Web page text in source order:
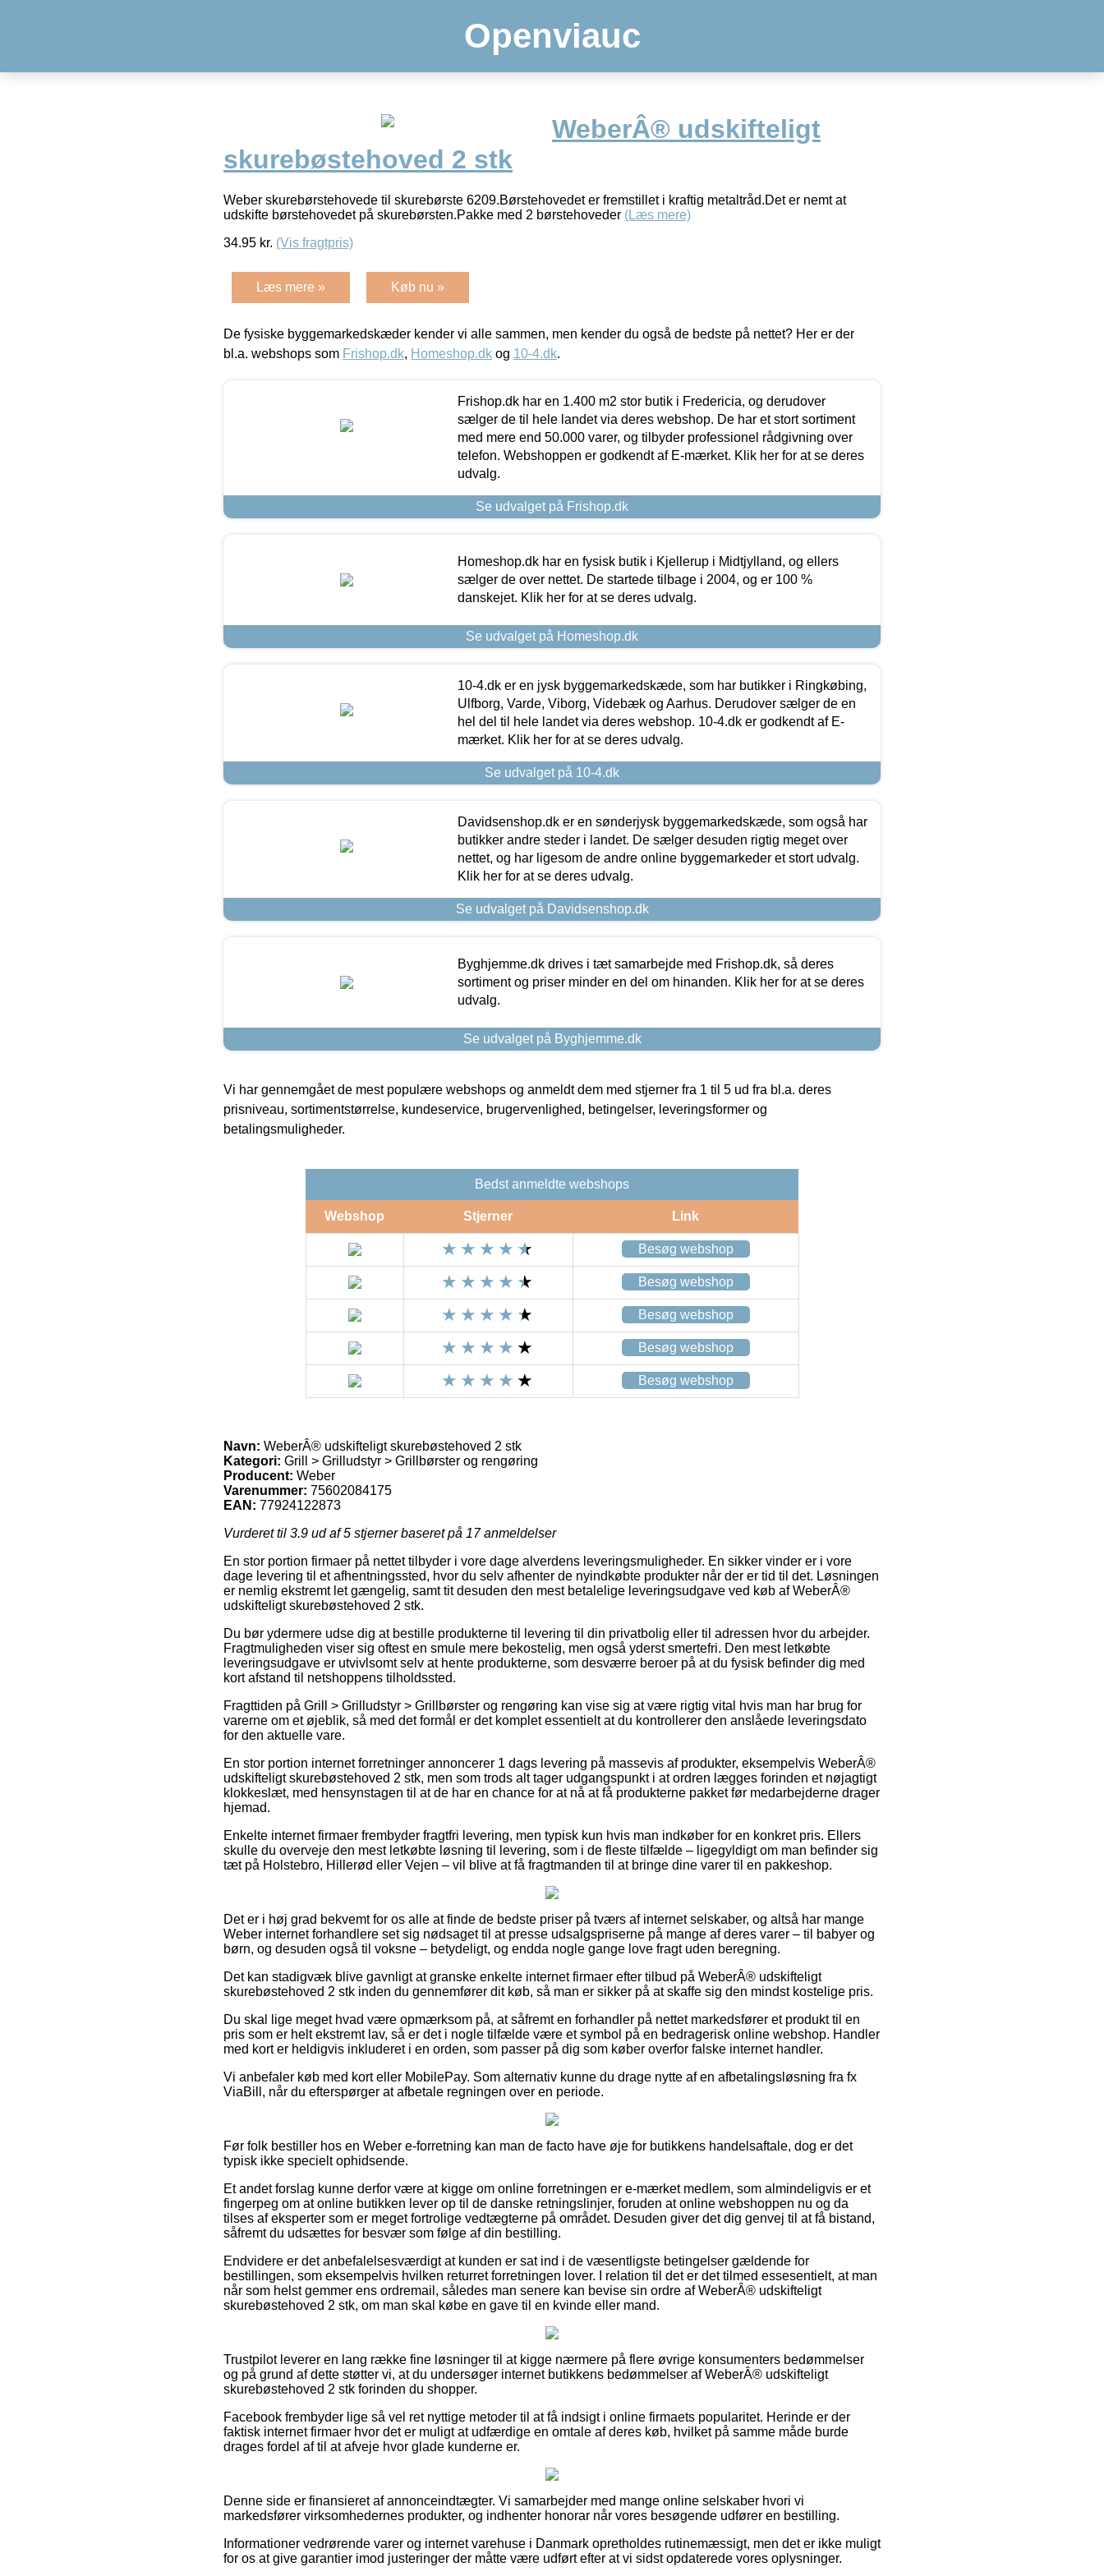
Openviauc
WeberÂ® udskifteligt
skurebøstehoved 2 stk
Weber skurebørstehovede til skurebørste 6209.Børstehovedet er fremstillet i kraftig metaltråd.Det er nemt at
udskifte børstehovedet på skurebørsten.Pakke med 2 børstehoveder (Læs mere)
34.95 kr. (Vis fragtpris)
Læs mere » Køb nu »
De fysiske byggemarkedskæder kender vi alle sammen, men kender du også de bedste på nettet? Her er der
bl.a. webshops som Frishop.dk, Homeshop.dk og 10-4.dk.
Frishop.dk har en 1.400 m2 stor butik i Fredericia, og derudover
sælger de til hele landet via deres webshop. De har et stort sortiment
med mere end 50.000 varer, og tilbyder professionel rådgivning over
telefon. Webshoppen er godkendt af E-mærket. Klik her for at se deres
udvalg.
Se udvalget på Frishop.dk
Homeshop.dk har en fysisk butik i Kjellerup i Midtjylland, og ellers
sælger de over nettet. De startede tilbage i 2004, og er 100 %
danskejet. Klik her for at se deres udvalg.
Se udvalget på Homeshop.dk
10-4.dk er en jysk byggemarkedskæde, som har butikker i Ringkøbing,
Ulfborg, Varde, Viborg, Videbæk og Aarhus. Derudover sælger de en
hel del til hele landet via deres webshop. 10-4.dk er godkendt af E-
mærket. Klik her for at se deres udvalg.
Se udvalget på 10-4.dk
Davidsenshop.dk er en sønderjysk byggemarkedskæde, som også har
butikker andre steder i landet. De sælger desuden rigtig meget over
nettet, og har ligesom de andre online byggemarkeder et stort udvalg.
Klik her for at se deres udvalg.
Se udvalget på Davidsenshop.dk
Byghjemme.dk drives i tæt samarbejde med Frishop.dk, så deres
sortiment og priser minder en del om hinanden. Klik her for at se deres
udvalg.
Se udvalget på Byghjemme.dk
Vi har gennemgået de mest populære webshops og anmeldt dem med stjerner fra 1 til 5 ud fra bl.a. deres
prisniveau, sortimentstørrelse, kundeservice, brugervenlighed, betingelser, leveringsformer og
betalingsmuligheder.
Bedst anmeldte webshops
Webshop Stjerner Link
Besøg webshop
Besøg webshop
Besøg webshop
Besøg webshop
Besøg webshop
Navn: WeberÂ® udskifteligt skurebøstehoved 2 stk
Kategori: Grill > Grilludstyr > Grillbørster og rengøring
Producent: Weber
Varenummer: 75602084175
EAN: 77924122873
Vurderet til 3.9 ud af 5 stjerner baseret på 17anmeldelser
En stor portion firmaer på nettet tilbyder i vore dage alverdens leveringsmuligheder. En sikker vinder er i vore
dage levering til et afhentningssted, hvor du selv afhenter de nyindkøbte produkter når der er tid til det. Løsningen
er nemlig ekstremt let gængelig, samt tit desuden den mest betalelige leveringsudgave ved køb af WeberÂ®
udskifteligt skurebøstehoved 2 stk.
Du bør ydermere udse dig at bestille produkterne til levering til din privatbolig eller til adressen hvor du arbejder.
Fragtmuligheden viser sig oftest en smule mere bekostelig, men også yderst smertefri. Den mest letkøbte
leveringsudgave er utvivlsomt selv at hente produkterne, som desværre beroer på at du fysisk befinder dig med
kort afstand til netshoppens tilholdssted.
Fragttiden på Grill > Grilludstyr > Grillbørster og rengøring kan vise sig at være rigtig vital hvis man har brug for
varerne om et øjeblik, så med det formål er det komplet essentielt at du kontrollerer den anslåede leveringsdato
for den aktuelle vare.
En stor portion internet forretninger annoncerer 1 dags levering på massevis af produkter, eksempelvis WeberÂ®
udskifteligt skurebøstehoved 2 stk, men som trods alt tager udgangspunkt i at ordren lægges forinden et nøjagtigt
klokkeslæt, med hensynstagen til at de har en chance for at nå at få produkterne pakket før medarbejderne drager
hjemad.
Enkelte internet firmaer frembyder fragtfri levering, men typisk kun hvis man indkøber for en konkret pris. Ellers
skulle du overveje den mest letkøbte løsning til levering, som i de fleste tilfælde – ligegyldigt om man befinder sig
tæt på Holstebro, Hillerød eller Vejen – vil blive at få fragtmanden til at bringe dine varer til en pakkeshop.
Det er i høj grad bekvemt for os alle at finde de bedste priser på tværs af internet selskaber, og altså har mange
Weber internet forhandlere set sig nødsaget til at presse udsalgspriserne på mange af deres varer – til babyer og
børn, og desuden også til voksne – betydeligt, og endda nogle gange love fragt uden beregning.
Det kan stadigvæk blive gavnligt at granske enkelte internet firmaer efter tilbud på WeberÂ® udskifteligt
skurebøstehoved 2 stk inden du gennemfører dit køb, så man er sikker på at skaffe sig den mindst kostelige pris.
Du skal lige meget hvad være opmærksom på, at såfremt en forhandler på nettet markedsfører et produkt til en
pris som er helt ekstremt lav, så er det i nogle tilfælde være et symbol på en bedragerisk online webshop. Handler
med kort er heldigvis inkluderet i en orden, som passer på dig som køber overfor falske internet handler.
Vi anbefaler køb med kort eller MobilePay. Som alternativ kunne du drage nytte af en afbetalingsløsning fra fx
ViaBill, når du efterspørger at afbetale regningen over en periode.
Før folk bestiller hos en Weber e-forretning kan man de facto have øje for butikkens handelsaftale, dog er det
typisk ikke specielt ophidsende.
Et andet forslag kunne derfor være at kigge om online forretningen er e-mærket medlem, som almindeligvis er et
fingerpeg om at online butikken lever op til de danske retningslinjer, foruden at online webshoppen nu og da
tilses af eksperter som er meget fortrolige vedtægterne på området. Desuden giver det dig genvej til at få bistand,
såfremt du udsættes for besvær som følge af din bestilling.
Endvidere er det anbefalelsesværdigt at kunden er sat ind i de væsentligste betingelser gældende for
bestillingen, som eksempelvis hvilken returret forretningen lover. I relation til det er det tilmed essesentielt, at man
når som helst gemmer ens ordremail, således man senere kan bevise sin ordre af WeberÂ® udskifteligt
skurebøstehoved 2 stk, om man skal købe en gave til en kvinde eller mand.
Trustpilot leverer en lang række fine løsninger til at kigge nærmere på flere øvrige konsumenters bedømmelser
og på grund af dette støtter vi, at du undersøger internet butikkens bedømmelser af WeberÂ® udskifteligt
skurebøstehoved 2 stk forinden du shopper.
Facebook frembyder lige så vel ret nyttige metoder til at få indsigt i online firmaets popularitet. Herinde er der
faktisk internet firmaer hvor det er muligt at udfærdige en omtale af deres køb, hvilket på samme måde burde
drages fordel af til at afveje hvor glade kunderne er.
Denne side er finansieret af annonceindtægter. Vi samarbejder med mange online selskaber hvori vi
markedsfører virksomhedernes produkter, og indhenter honorar når vores besøgende udfører en bestilling.
Informationer vedrørende varer og internet varehuse i Danmark opretholdes rutinemæssigt, men det er ikke muligt
for os at give garantier imod justeringer der måtte være udført efter at vi sidst opdaterede vores oplysninger.